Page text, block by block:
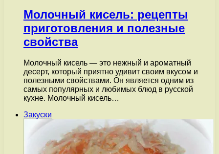
Молочный кисель: рецепты
приготовления и полезные
свойства
Молочный кисель — это нежный и ароматный
десерт, который приятно удивит своим вкусом и
полезными свойствами. Он является одним из
самых популярных и любимых блюд в русской
кухне. Молочный кисель…
Закуски